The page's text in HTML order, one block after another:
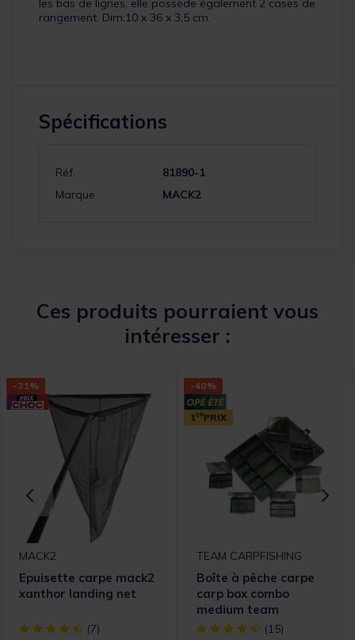
rangement. Dim:10 x 36 x 3,5 cm.
Spécifications
Réf.
81890-1
Marque
MACK2
Ces produits pourraient vous
intéresser :
Rating
-31%
MACK2
Epuisette carpe mack2
xanthor landing net
[object Object] out of 5 Customer Rating
(7)
-40%
1 ERPRIX
TEAM CARPFISHING
Boîte à pêche carpe
carp box combo
medium team
carpfishing
[object Object] out of 5
(15)